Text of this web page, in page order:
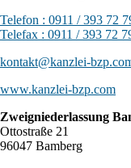
Telefon : 0911 / 393 72
Telefax : 0911 / 393 72
kontakt@kanzlei-
www.kanzlei-bzp.com
Zweigniederlassung
Ottostraße 21
96047 Bamberg